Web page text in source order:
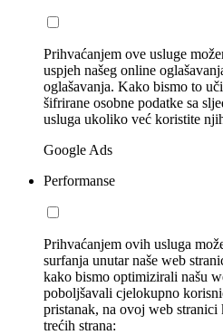
Prihvaćanjem ove usluge
uspjeh našeg online
oglašavanja. Kako bismo to
šifrirane osobne podatke sa
usluga ukoliko već koristite
Google Ads
Performanse
Prihvaćanjem ovih usluga
surfanja unutar naše web
kako bismo optimizirali našu
poboljšavali cjelokupno
pristanak, na ovoj web stranici
trećih strana: